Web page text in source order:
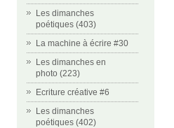
Les dimanches
poétiques (403)
La machine à écrire #30
Les dimanches en
photo (223)
Ecriture créative #6
Les dimanches
poétiques (402)